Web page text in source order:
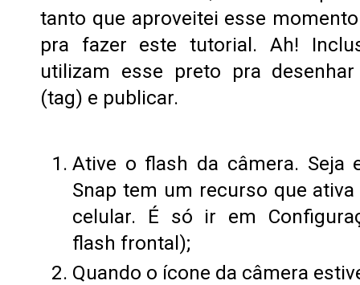
tanto que aproveitei esse
pra fazer este tutorial. Ah!
utilizam esse preto pra
(tag) e publicar.
Ative o flash da câmera.
Snap tem um recurso que
celular. É só ir em
flash frontal);
Quando o ícone da câmera